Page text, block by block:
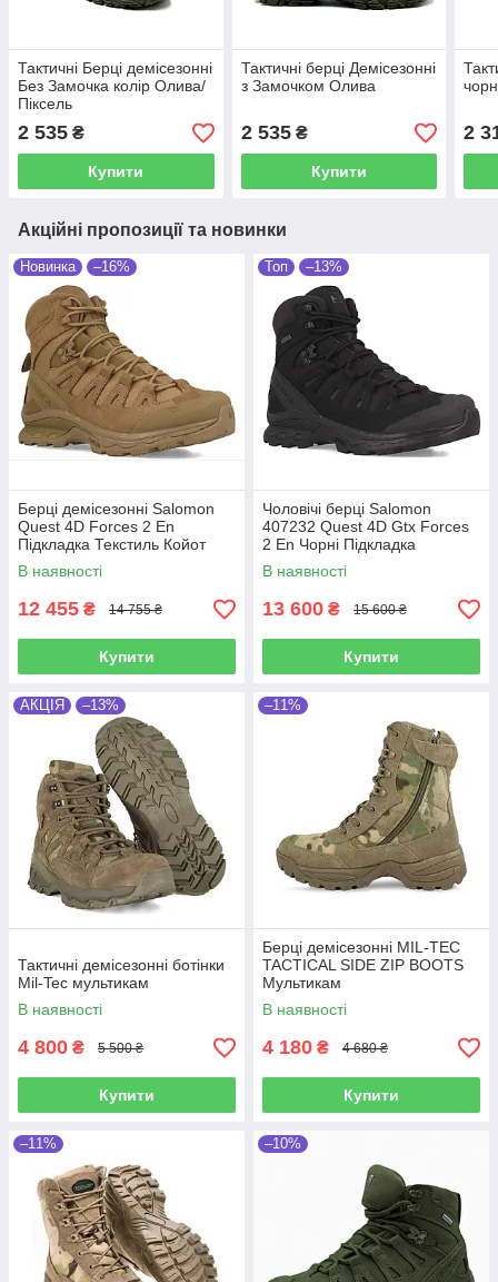
Тактичні Берці демісезонні
Без Замочка колір Олива/
Піксель
2 535 ₴
Купити
Тактичні берці Демісезонні
з Замочком Олива
2 535₴
Купити
2
Акційні пропозиції та новинки
Новинка –16%
Берці демісезонні Salomon
Quest 4D Forces 2 En
Підкладка Текстиль Койот
В наявності
12 455 ₴ 14 755 ₴
Купити
Топ –13%
Чоловічі берці Salomon
407232 Quest 4D Gtx Forces
2 En Чорні Підкладка
Мембрана: Gore-Tex
В наявності
13 600 ₴ 15 600 ₴
Купити
АКЦІЯ –13%
Тактичні демісезонні ботінки
Mil-Tec мультикам
В наявності
4 800 ₴ 5 500 ₴
Купити
–11%
Берці демісезонні MIL-TEC
TACTICAL SIDE ZIP BOOTS
Мультикам
В наявності
4 180 ₴ 4 680 ₴
Купити
–11% –10%